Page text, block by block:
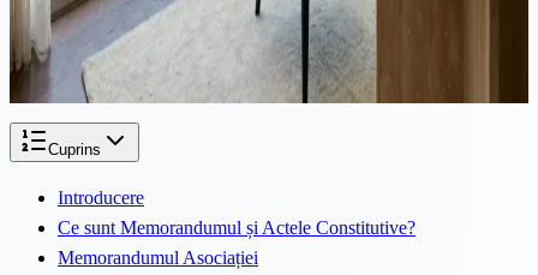
Datorită Tratatului de Evitare a Dublei Impozitări între Grecia și
Cipru și metodei de credit, dividendele primite de la companiile
cipriote sunt efectiv scutite de impozitare în Grecia.
Cuprins
Introducere
Ce sunt Memorandumul și Actele Constitutive?
Memorandumul Asociației